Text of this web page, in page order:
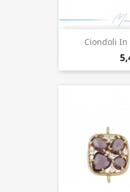
Ciondoli In